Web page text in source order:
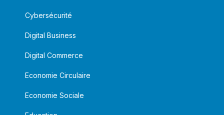
Cybersécurité
Digital Business
Digital Commerce
Economie Circulaire
Economie Sociale